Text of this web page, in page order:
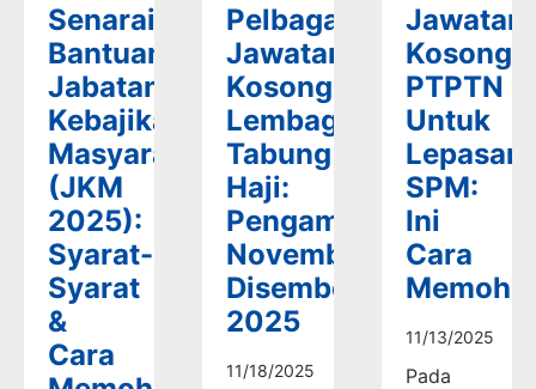
Senarai
Bantuan
Jabatan
Kebajikan
Masyarakat
(JKM
2025):
Syarat-
Syarat
&
Cara
Pelbagai
Jawatan
Kosong
Lembaga
Tabung
Haji:
Pengambilan
November-
Disember
2025
11/18/2025
Jawatan
Kosong
PTPTN
Untuk
Lepasan
SPM:
Ini
Cara
11/13/2025
Pada